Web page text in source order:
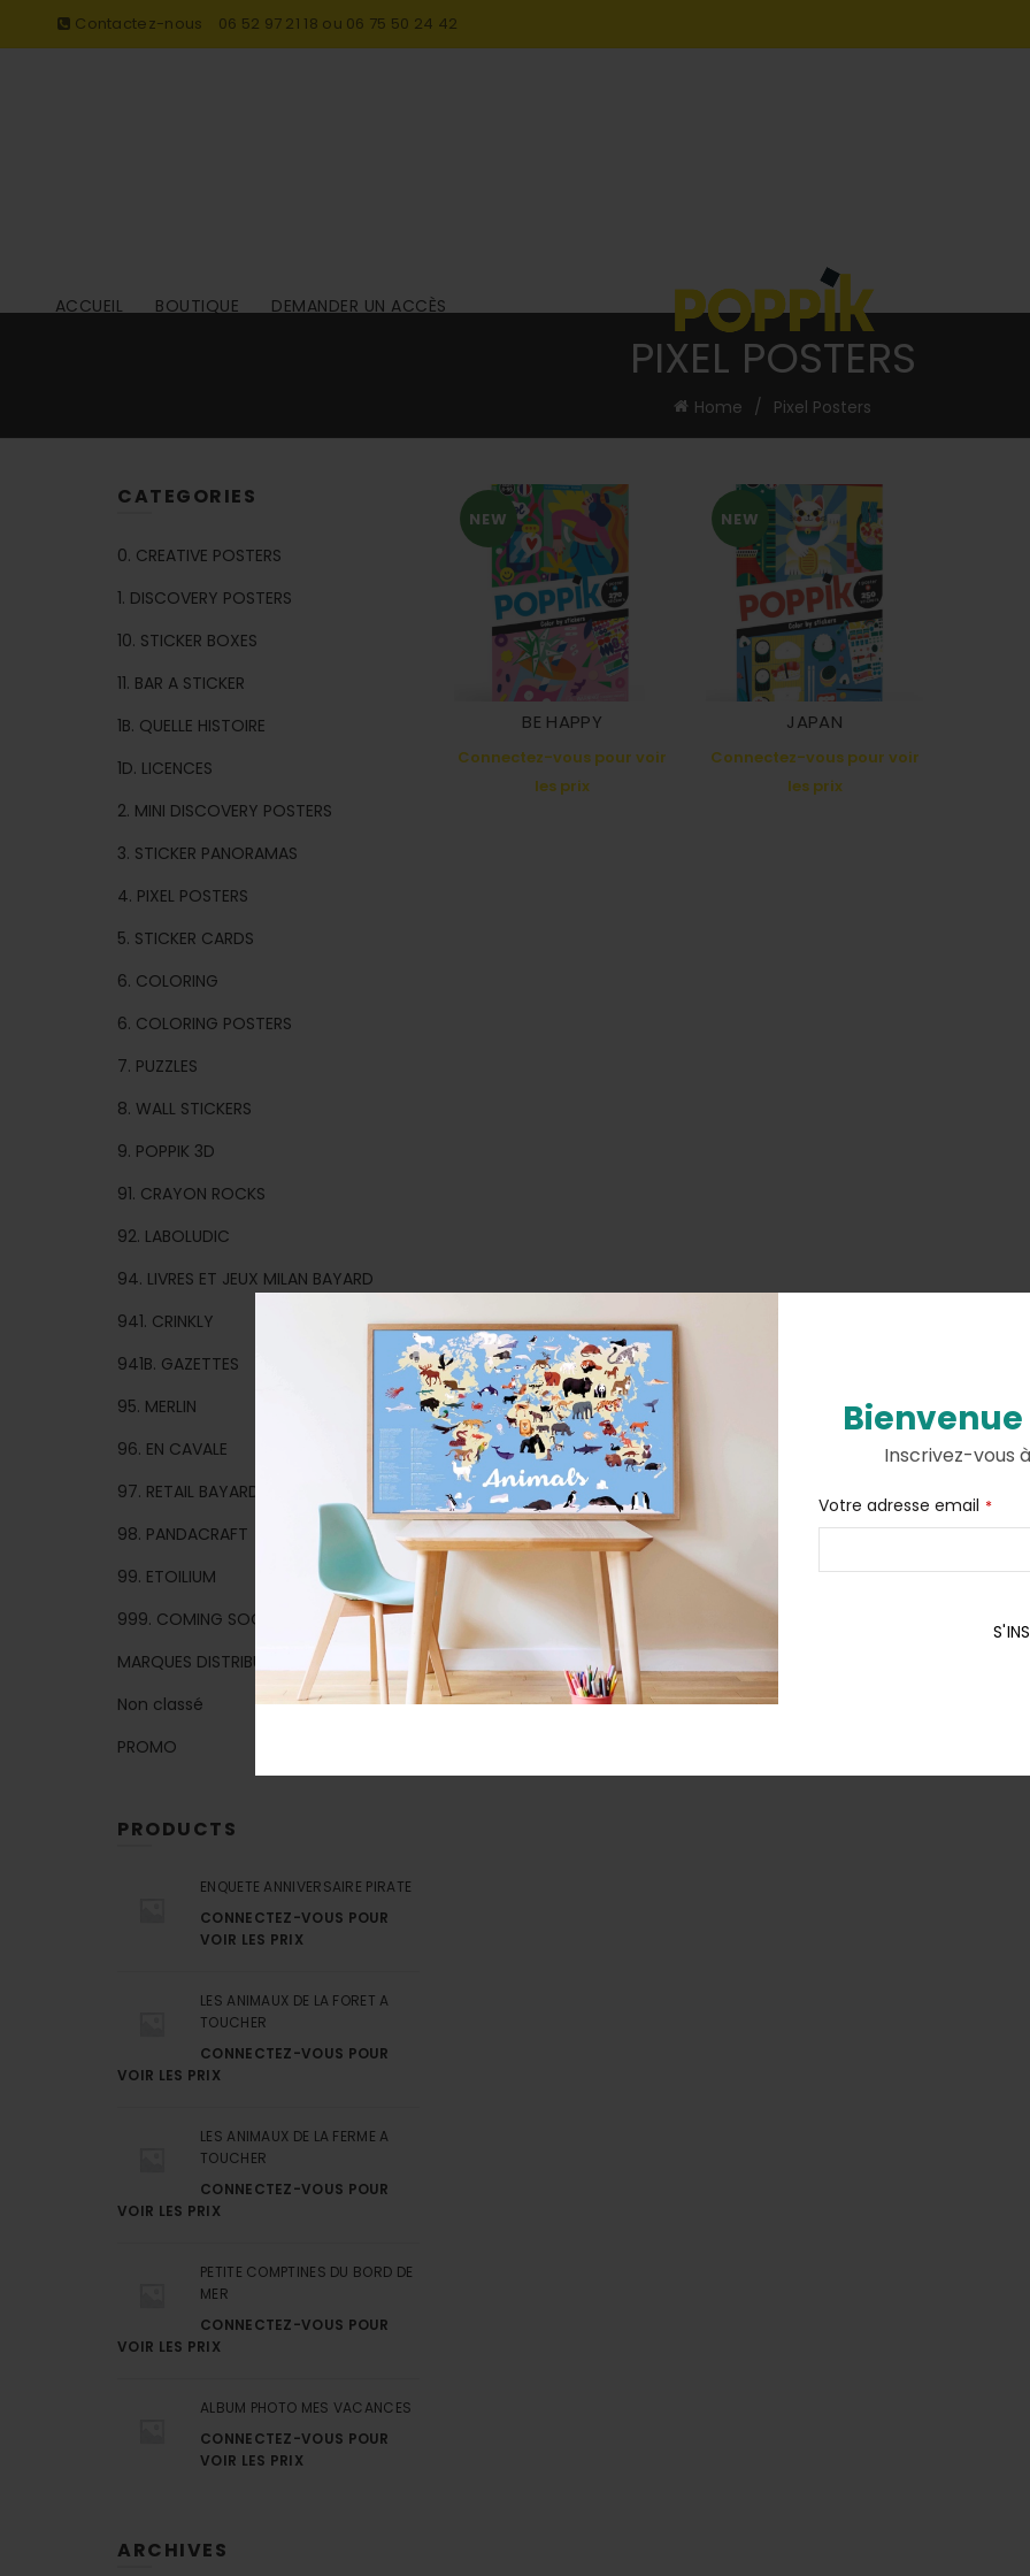
Bienvenue
Inscrivez-vous
Votre adresse email *
Contactez-nous 06 52 97 21 18 ou 06 75 50 24 42
ACCUEIL BOUTIQUE DEMANDER UN ACCÈS
PIXEL POSTERS
Home Pixel Posters
NEW
BE HAPPY
Connectez-vous pour voir
les prix
NEW
JAPAN
Connectez-vous pour voir
les prix
CATEGORIES
0. CREATIVE POSTERS
1. DISCOVERY POSTERS
10. STICKER BOXES
11. BAR A STICKER
1B. QUELLE HISTOIRE
1D. LICENCES
2. MINI DISCOVERY POSTERS
3. STICKER PANORAMAS
4. PIXEL POSTERS
5. STICKER CARDS
6. COLORING
6. COLORING POSTERS
7. PUZZLES
8. WALL STICKERS
9. POPPIK 3D
91. CRAYON ROCKS
92. LABOLUDIC
94. LIVRES ET JEUX MILAN BAYARD
941. CRINKLY
941B. GAZETTES
95. MERLIN
96. EN CAVALE
97. RETAIL BAYARD
98. PANDACRAFT
99. ETOILIUM
999. COMING SOON
MARQUES DISTRIBUEES
Non classé
PROMO
PRODUCTS
ENQUETE ANNIVERSAIRE PIRATE
CONNECTEZ-VOUS POUR
VOIR LES PRIX
LES ANIMAUX DE LA FORET A
TOUCHER
CONNECTEZ-VOUS POUR
VOIR LES PRIX
LES ANIMAUX DE LA FERME A
TOUCHER
CONNECTEZ-VOUS POUR
VOIR LES PRIX
PETITE COMPTINES DU BORD DE
MER
CONNECTEZ-VOUS POUR
VOIR LES PRIX
ALBUM PHOTO MES VACANCES
CONNECTEZ-VOUS POUR
VOIR LES PRIX
ARCHIVES